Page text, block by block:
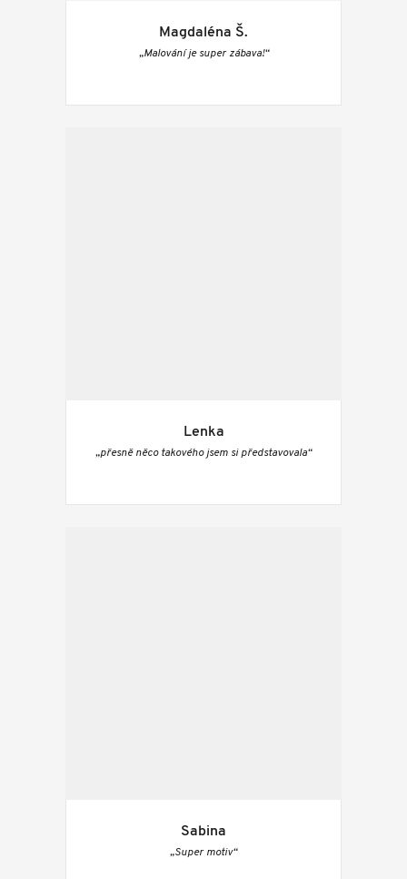
Magdaléna Š.
„Malování je super zábava!“
Lenka
„přesně něco takového jsem si představovala“
Sabina
„Super motiv“